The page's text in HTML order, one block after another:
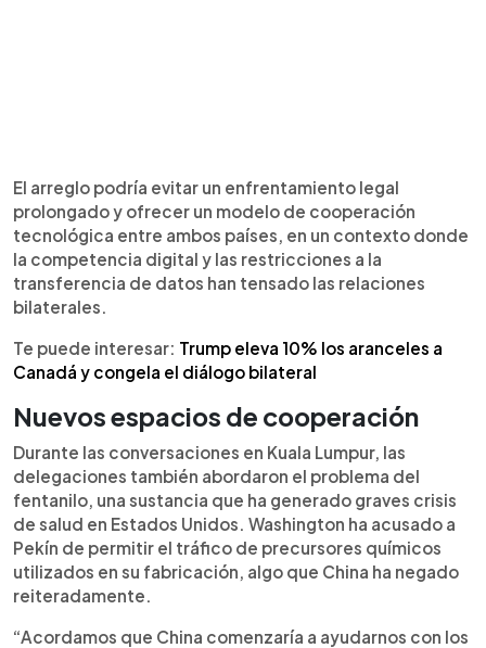
El arreglo podría evitar un enfrentamiento legal
prolongado y ofrecer un modelo de cooperación
tecnológica entre ambos países, en un contexto donde
la competencia digital y las restricciones a la
transferencia de datos han tensado las relaciones
bilaterales.
Te puede interesar: Trump eleva 10% los aranceles a
Canadá y congela el diálogo bilateral
Nuevos espacios de cooperación
Durante las conversaciones en Kuala Lumpur, las
delegaciones también abordaron el problema del
fentanilo, una sustancia que ha generado graves crisis
de salud en Estados Unidos. Washington ha acusado a
Pekín de permitir el tráfico de precursores químicos
utilizados en su fabricación, algo que China ha negado
reiteradamente.
“Acordamos que China comenzaría a ayudarnos con los